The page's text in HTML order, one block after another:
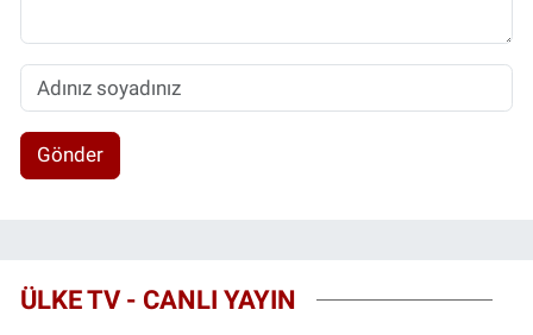
Gönder
ÜLKE TV - CANLI YAYIN